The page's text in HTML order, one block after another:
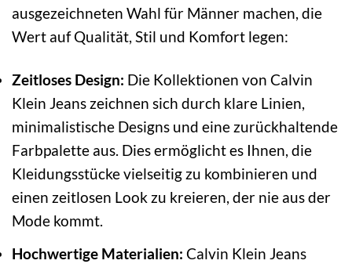
ausgezeichneten Wahl für Männer machen, die
Wert auf Qualität, Stil und Komfort legen:
Zeitloses Design: Die Kollektionen von Calvin
Klein Jeans zeichnen sich durch klare Linien,
minimalistische Designs und eine zurückhaltende
Farbpalette aus. Dies ermöglicht es Ihnen, die
Kleidungsstücke vielseitig zu kombinieren und
einen zeitlosen Look zu kreieren, der nie aus der
Mode kommt.
Hochwertige Materialien: Calvin Klein Jeans